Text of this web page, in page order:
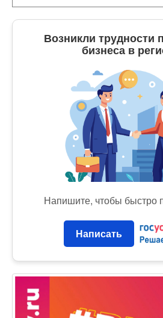
Возникли трудности
бизнеса в
Напишите, чтобы быстро
Написать